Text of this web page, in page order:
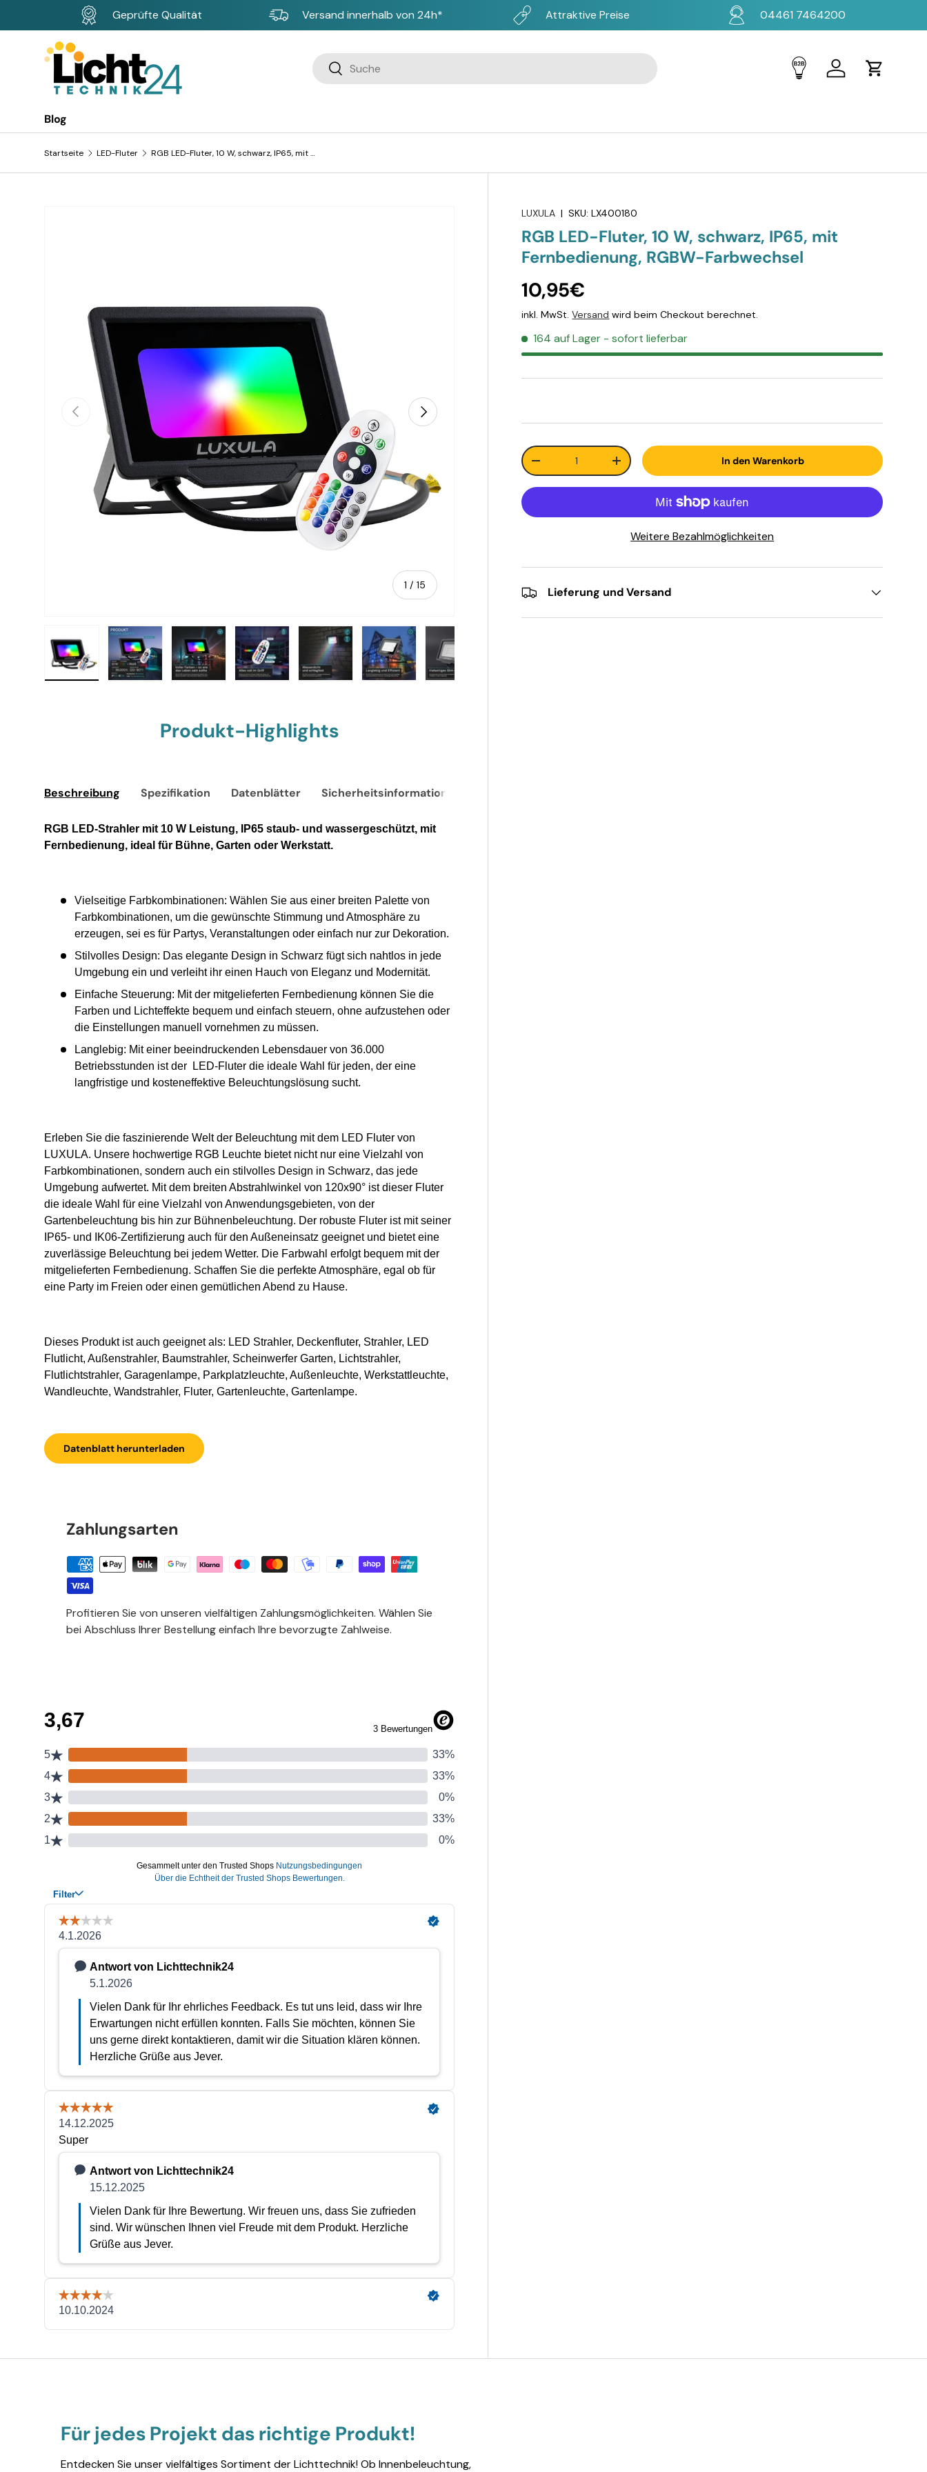
Direkt zum Inhalt
Geprüfte Qualität Versand innerhalb von 24h* Attraktive Preise 04461 7464200
Suchen
Suchen Einloggen
Blog
Startseite LED-Fluter RGB LED-Fluter, 10 W, schwarz, IP65, mit Fernbedienung, RGBW-Farbwechsel
Vorherige
1 /von
15
Nächste
LUXULA |SKU: LX400180
RGB LED-Fluter, 10 W, schwarz, IP65, mit
Fernbedienung, RGBW-Farbwechsel
10,95€
inkl. MwSt.Versand wird beim Checkout berechnet.
164 auf Lager - sofort lieferbar
Anzahl
-
+ In den Warenkorb
Weitere Bezahlmöglichkeiten
Lieferung und Versand
Produkt-Highlights
Beschreibung Spezifikation Datenblätter Sicherheitsinformationen
RGB LED-Strahler mit 10 W Leistung, IP65 staub- und wassergeschützt, mit
Fernbedienung, ideal für Bühne, Garten oder Werkstatt.
Vielseitige Farbkombinationen: Wählen Sie aus einer breiten Palette von
Farbkombinationen, um die gewünschte Stimmung und Atmosphäre zu
erzeugen, sei es für Partys, Veranstaltungen oder einfach nur zur Dekoration.
Stilvolles Design: Das elegante Design in Schwarz fügt sich nahtlos in jede
Umgebung ein und verleiht ihr einen Hauch von Eleganz und Modernität.
Einfache Steuerung: Mit der mitgelieferten Fernbedienung können Sie die
Farben und Lichteffekte bequem und einfach steuern, ohne aufzustehen oder
die Einstellungen manuell vornehmen zu müssen.
Langlebig: Mit einer beeindruckenden Lebensdauer von 36.000
Betriebsstunden ist der LED-Fluter die ideale Wahl für jeden, der eine
langfristige und kosteneffektive Beleuchtungslösung sucht.
Erleben Sie die faszinierende Welt der Beleuchtung mit dem LED Fluter von
LUXULA. Unsere hochwertige RGB Leuchte bietet nicht nur eine Vielzahl von
Farbkombinationen, sondern auch ein stilvolles Design in Schwarz, das jede
Umgebung aufwertet. Mit dem breiten Abstrahlwinkel von 120x90° ist dieser Fluter
die ideale Wahl für eine Vielzahl von Anwendungsgebieten, von der
Gartenbeleuchtung bis hin zur Bühnenbeleuchtung. Der robuste Fluter ist mit seiner
IP65- und IK06-Zertifizierung auch für den Außeneinsatz geeignet und bietet eine
zuverlässige Beleuchtung bei jedem Wetter. Die Farbwahl erfolgt bequem mit der
mitgelieferten Fernbedienung. Schaffen Sie die perfekte Atmosphäre, egal ob für
eine Party im Freien oder einen gemütlichen Abend zu Hause.
Dieses Produkt ist auch geeignet als: LED Strahler, Deckenfluter, Strahler, LED
Flutlicht, Außenstrahler, Baumstrahler, Scheinwerfer Garten, Lichtstrahler,
Flutlichtstrahler, Garagenlampe, Parkplatzleuchte, Außenleuchte, Werkstattleuchte,
Wandleuchte, Wandstrahler, Fluter, Gartenleuchte, Gartenlampe.
Datenblatt herunterladen
Zahlungsarten
Profitieren Sie von unseren vielfältigen Zahlungsmöglichkeiten. Wählen Sie
bei Abschluss Ihrer Bestellung einfach Ihre bevorzugte Zahlweise.
Für jedes Projekt das richtige Produkt!
Entdecken Sie unser vielfältiges Sortiment der Lichttechnik! Ob Innenbeleuchtung,